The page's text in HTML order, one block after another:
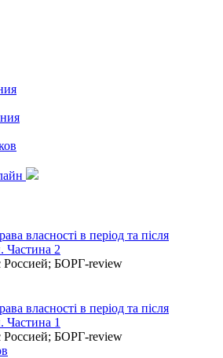
власності в період та після
Частина 2
Россией; БОРГ-review
власності в період та після
Частина 1
Россией; БОРГ-review